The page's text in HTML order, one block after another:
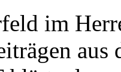
im
aus